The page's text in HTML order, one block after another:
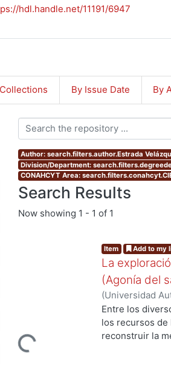
hdl.handle.net/11191/6947
By Issue Date By
Author: search.filters.author.Estrada
Division/Department:
CONAHCYT Area:
Search Results
Now showing 1 - 1 of 1
Loading...
Item Add to my
La
(Agonía del
(Universidad
de Servicios de
Entre los
los recursos de
reconstruir la